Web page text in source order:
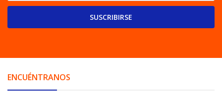
SUSCRIBIRSE
ENCUÉNTRANOS